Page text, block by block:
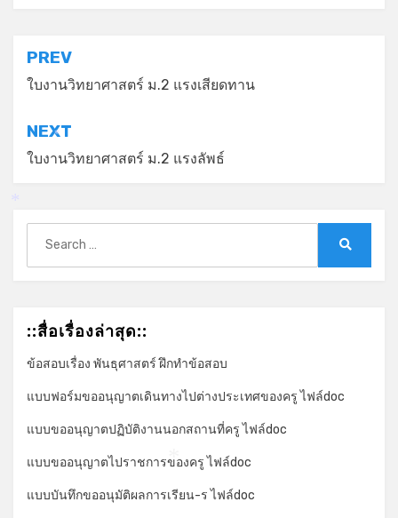
แนะแนว
เรื่อง
PREV
ใบงานวิทยาศาสตร์ ม.2 แรงเสียดทาน
NEXT
ใบงานวิทยาศาสตร์ ม.2 แรงลัพธ์
for:
::สื่อเรื่องล่าสุด::
ข้อสอบเรื่อง พันธุศาสตร์ ฝึกทำข้อสอบ
แบบฟอร์มขออนุญาตเดินทางไปต่างประเทศของครู ไฟล์doc
แบบขออนุญาตปฏิบัติงานนอกสถานที่ครู ไฟล์doc
แบบขออนุญาตไปราชการของครู ไฟล์doc
แบบบันทึกขออนุมัติผลการเรียน-ร ไฟล์doc
*
*